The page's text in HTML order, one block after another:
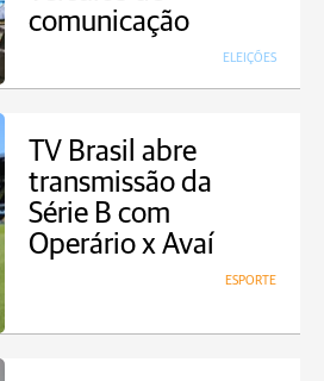
comunicação
ELEIÇÕES
TV Brasil abre
transmissão da
Série B com
Operário x Avaí
ESPORTE